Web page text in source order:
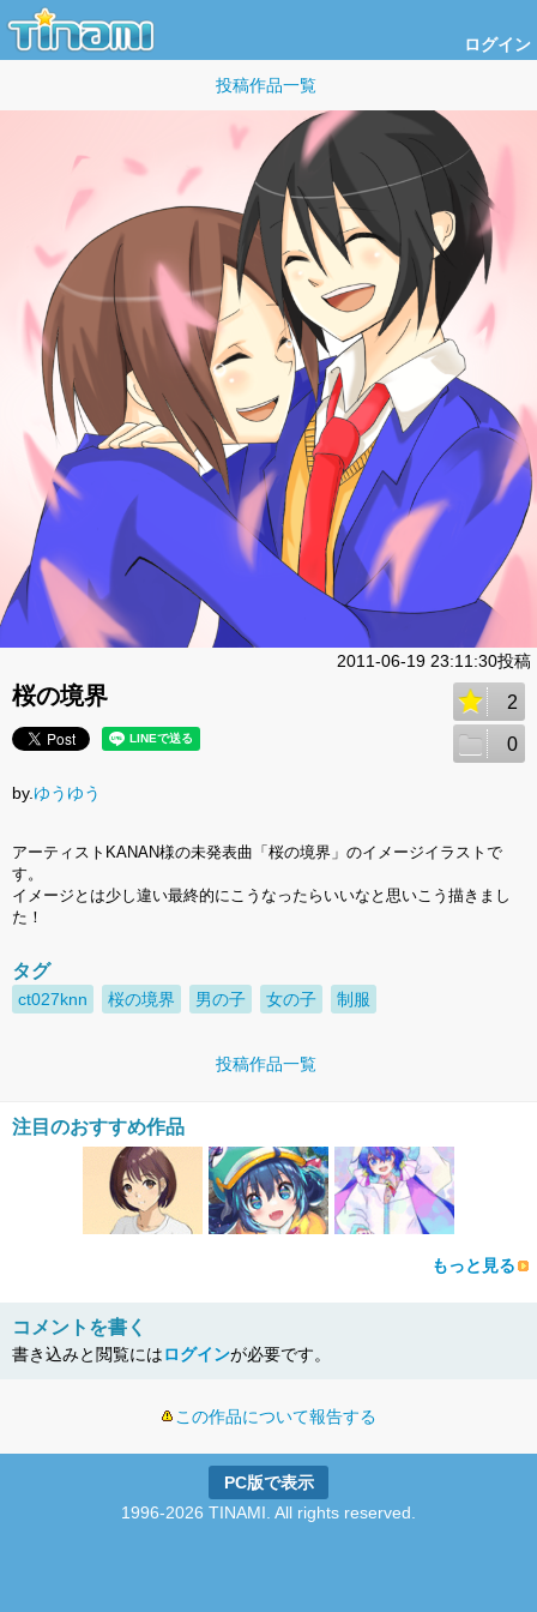
ログイン
投稿作品一覧
2011-06-19 23:11:30投稿
桜の境界 2
0
by. ゆうゆう
アーティストKANAN様の未発表曲「桜の境界」のイメージイラストで
す。
イメージとは少し違い最終的にこうなったらいいなと思いこう描きまし
た！
タグ
ct027knn 桜の境界 男の子 女の子 制服
投稿作品一覧
注目のおすすめ作品
もっと見る
コメントを書く
書き込みと閲覧にはログインが必要です。
この作品について報告する
PC版で表示
1996-2026 TINAMI. All rights reserved.